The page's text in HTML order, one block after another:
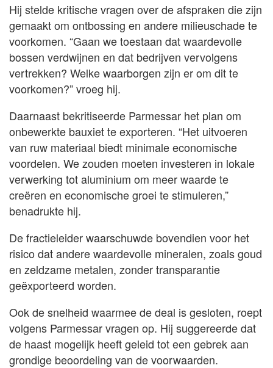
Hij stelde kritische vragen over de afspraken die zijn
gemaakt om ontbossing en andere milieuschade te
voorkomen. “Gaan we toestaan dat waardevolle
bossen verdwijnen en dat bedrijven vervolgens
vertrekken? Welke waarborgen zijn er om dit te
voorkomen?” vroeg hij.
Daarnaast bekritiseerde Parmessar het plan om
onbewerkte bauxiet te exporteren. “Het uitvoeren
van ruw materiaal biedt minimale economische
voordelen. We zouden moeten investeren in lokale
verwerking tot aluminium om meer waarde te
creëren en economische groei te stimuleren,”
benadrukte hij.
De fractieleider waarschuwde bovendien voor het
risico dat andere waardevolle mineralen, zoals goud
en zeldzame metalen, zonder transparantie
geëxporteerd worden.
Ook de snelheid waarmee de deal is gesloten, roept
volgens Parmessar vragen op. Hij suggereerde dat
de haast mogelijk heeft geleid tot een gebrek aan
grondige beoordeling van de voorwaarden.